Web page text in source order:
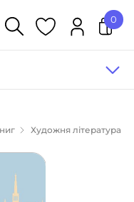
0
Художня література